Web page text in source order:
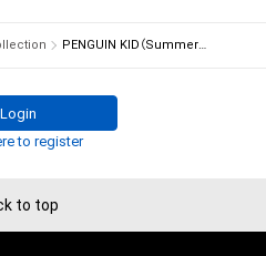
VAC-OWL
VAC-NY2024
PENGUIN KID（Summer style）
Login
to register
to top